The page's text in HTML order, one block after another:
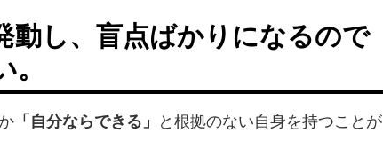
動し、盲点ばかりになるので
「自分ならできる」
と根拠のない自身を持つことが